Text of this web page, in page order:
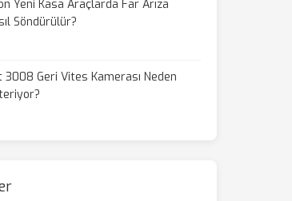
Yeni Kasa Araçlarda Far Arıza
Söndürülür?
3008 Geri Vites Kamerası Neden